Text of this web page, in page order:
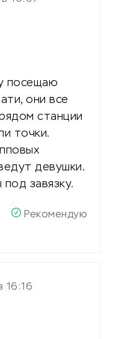
посещаю
они все
станции
точки.
девушки.
завязку.
Рекомендую
16:16